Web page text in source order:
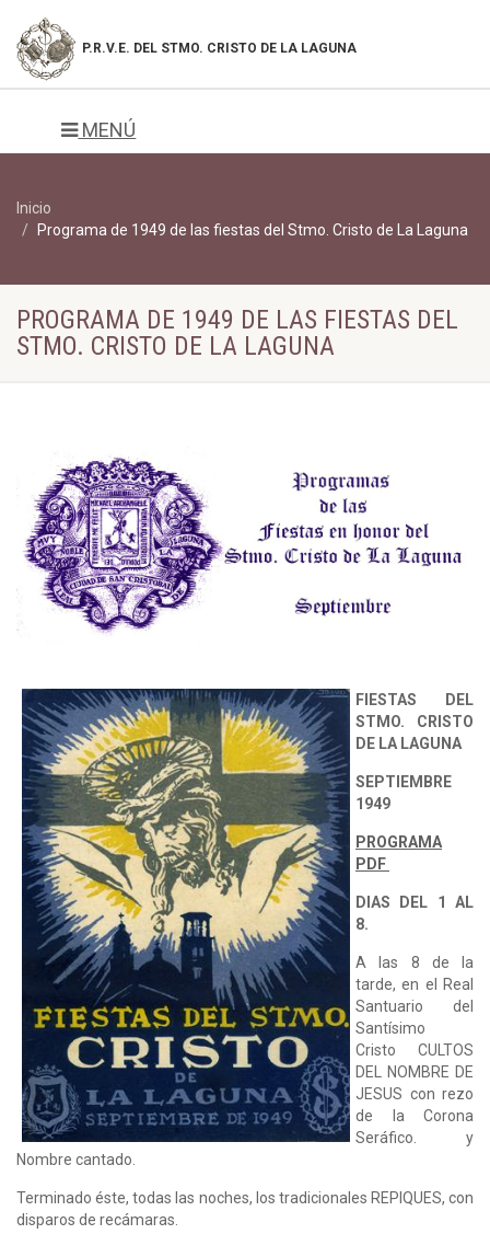
P.R.V.E. DEL STMO. CRISTO DE LA LAGUNA
MENÚ
Inicio
Programa de 1949 de las fiestas del Stmo. Cristo de La Laguna
PROGRAMA DE 1949 DE LAS FIESTAS DEL
STMO. CRISTO DE LA LAGUNA
FIESTAS DEL
STMO. CRISTO
DE LA LAGUNA
SEPTIEMBRE
1949
PROGRAMA
PDF
DIAS DEL 1 AL
8.
A las 8 de la
tarde, en el Real
Santuario del
Santísimo
Cristo CULTOS
DEL NOMBRE DE
JESUS con rezo
de la Corona
Seráfico. y
Nombre cantado.
Terminado éste, todas las noches, los tradicionales REPIQUES, con
disparos de recámaras.